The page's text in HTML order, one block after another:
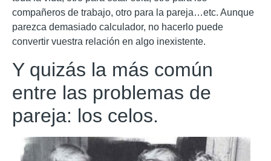
compañeros de trabajo, otro para la pareja…etc. Aunque
parezca demasiado calculador, no hacerlo puede
convertir vuestra relación en algo inexistente.
Y quizás la más común
entre las problemas de
pareja: los celos.